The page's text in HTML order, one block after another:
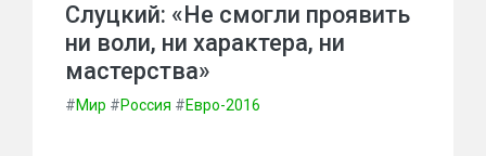
Слуцкий: «Не смогли проявить
ни воли, ни характера, ни
мастерства»
#Мир #Россия #Евро-2016